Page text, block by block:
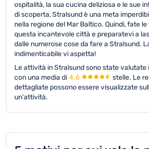
ospitalità, la sua cucina deliziosa e le sue
di scoperta, Stralsund è una meta
nella regione del Mar Baltico. Quindi, fate
questa incantevole città e preparatevi a
dalle numerose cose da fare a Stralsund.
indimenticabile vi aspetta!
Le attività in Stralsund sono state valutate
con una media di 4.6 stelle. Le
dettagliate possono essere visualizzate
un'attività.